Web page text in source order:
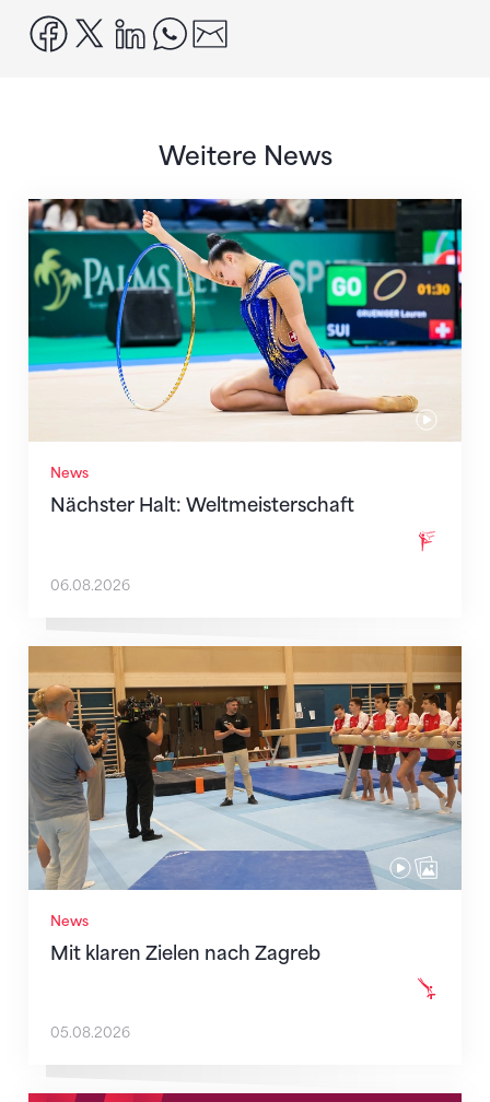
facebook
x linkedinwhatsapp
Weitere News
News
Nächster Halt: Weltmeisterschaft
Nächster Halt: Weltmeisterschaft
06.08.2026
News
Mit klaren Zielen nach Zagreb
Mit klaren Zielen nach Zagreb
05.08.2026